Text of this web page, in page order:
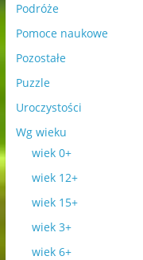
Podróże
Pomoce naukowe
Pozostałe
Puzzle
Uroczystości
Wg wieku
wiek 0+
wiek 12+
wiek 15+
wiek 3+
wiek 6+